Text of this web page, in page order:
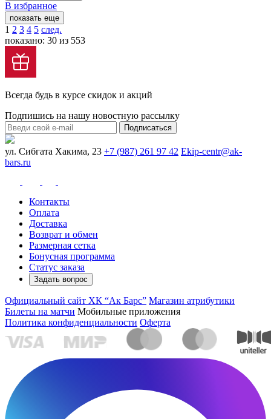
В избранное
показать еще
1 2 3 4 5 след.
показано: 30 из 553
Всегда будь в курсе скидок и акций
Подпишись на нашу новостную рассылку
Подписаться
ул. Сибгата Хакима, 23 +7 (987) 261 97 42 Ekip-centr@ak-
bars.ru
Контакты
Оплата
Доставка
Возврат и обмен
Размерная сетка
Бонусная программа
Статус заказа
Задать вопрос
Официальный сайт ХК “Ак Барс” Магазин атрибутики
Билеты на матчи Мобильные приложения
Политика конфиденциальности Оферта